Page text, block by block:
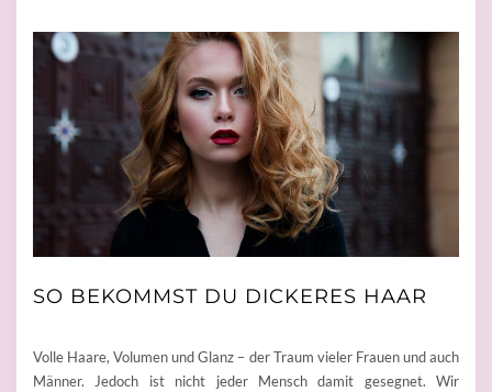
SO BEKOMMST DU DICKERES HAAR
Volle Haare, Volumen und Glanz – der Traum vieler Frauen und auch
Männer. Jedoch ist nicht jeder Mensch damit gesegnet. Wir